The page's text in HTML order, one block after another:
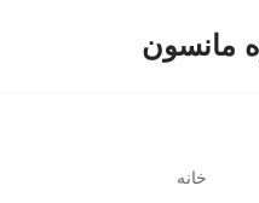
مانسون
خانه